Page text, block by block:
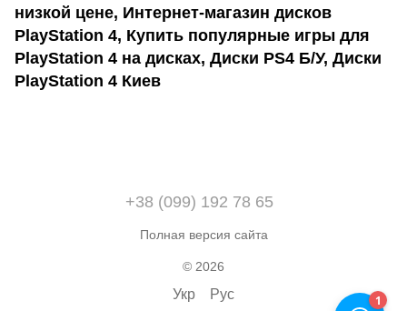
низкой цене, Интернет-магазин дисков
PlayStation 4, Купить популярные игры для
PlayStation 4 на дисках, Диски PS4 Б/У, Диски
PlayStation 4 Киев
+38 (099) 192 78 65
Полная версия сайта
© 2026
Укр Рус